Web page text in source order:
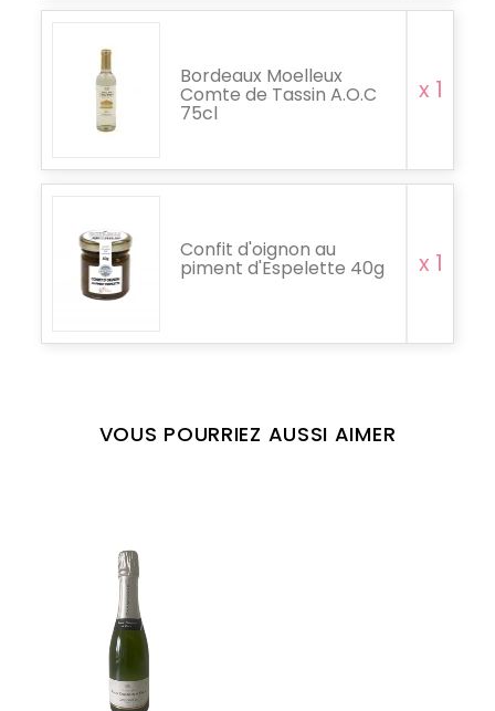
Bordeaux Moelleux
Comte de Tassin A.O.C
75cl
x 1
Confit d'oignon au
piment d'Espelette 40g x 1
VOUS POURRIEZ AUSSI AIMER